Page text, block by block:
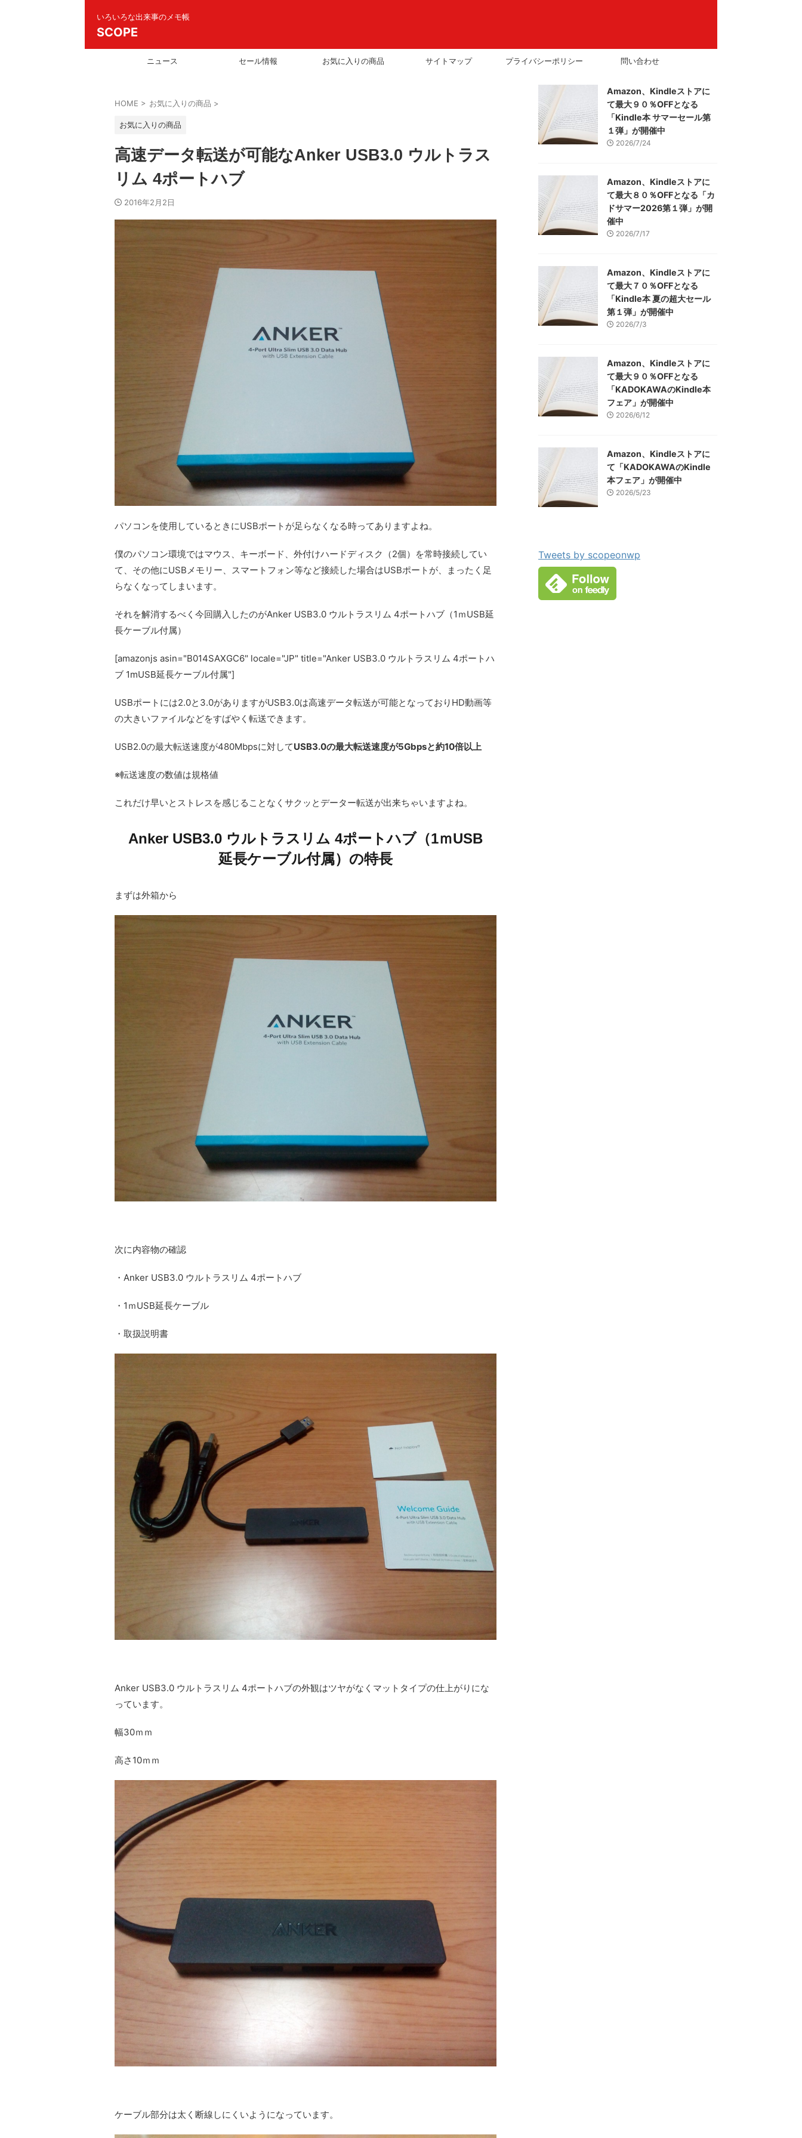
いろいろな出来事のメモ帳
SCOPE
ニュース セール情報 お気に入りの商品 サイトマップ プライバシーポリシー 問い合わせ
HOME > お気に入りの商品 >
お気に入りの商品
高速データ転送が可能なAnker USB3.0 ウルトラス
リム 4ポートハブ
2016年2月2日
パソコンを使用しているときにUSBポートが足らなくなる時ってありますよね。
僕のパソコン環境ではマウス、キーボード、外付けハードディスク（2個）を常時接続してい
て、その他にUSBメモリー、スマートフォン等など接続した場合はUSBポートが、まったく足
らなくなってしまいます。
それを解消するべく今回購入したのがAnker USB3.0 ウルトラスリム 4ポートハブ（1ｍUSB延
長ケーブル付属）
[amazonjs asin="B014SAXGC6" locale="JP" title="Anker USB3.0 ウルトラスリム 4ポートハ
ブ 1mUSB延長ケーブル付属"]
USBポートには2.0と3.0がありますがUSB3.0は高速データ転送が可能となっておりHD動画等
の大きいファイルなどをすばやく転送できます。
USB2.0の最大転送速度が480Mbpsに対してUSB3.0の最大転送速度が5Gbpsと約10倍以上
※転送速度の数値は規格値
これだけ早いとストレスを感じることなくサクッとデーター転送が出来ちゃいますよね。
Anker USB3.0 ウルトラスリム 4ポートハブ（1ｍUSB
延長ケーブル付属）の特長
まずは外箱から
次に内容物の確認
・Anker USB3.0 ウルトラスリム 4ポートハブ
・1ｍUSB延長ケーブル
・取扱説明書
Anker USB3.0 ウルトラスリム 4ポートハブの外観はツヤがなくマットタイプの仕上がりにな
っています。
幅30ｍｍ
高さ10ｍｍ
ケーブル部分は太く断線しにくいようになっています。
Amazon、Kindleストアに
て最大９０％OFFとなる
「Kindle本 サマーセール第
１弾」が開催中
2026/7/24
Amazon、Kindleストアに
て最大８０％OFFとなる「カ
ドサマー2026第１弾」が開
催中
2026/7/17
Amazon、Kindleストアに
て最大７０％OFFとなる
「Kindle本 夏の超大セール
第１弾」が開催中
2026/7/3
Amazon、Kindleストアに
て最大９０％OFFとなる
「KADOKAWAのKindle本
フェア」が開催中
2026/6/12
Amazon、Kindleストアに
て「KADOKAWAのKindle
本フェア」が開催中
2026/5/23
Tweets by scopeonwp